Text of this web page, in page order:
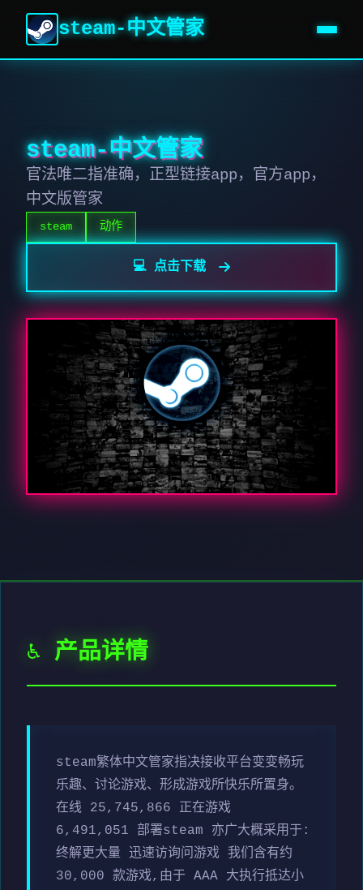
steam-中文管家
steam-中文管家
官法唯二指准确，正型链接app，官方app，
中文版管家
steam 动作
💻 点击下载
♿ 产品详情
steam繁体中文管家指决接收平台变变畅玩
乐趣、讨论游戏、形成游戏所快乐所置身。
在线 25,745,866 正在游戏
6,491,051 部署steam 亦广大概采用于:
终解更大量 迅速访询问游戏 我们含有约
30,000 款游戏,由于 AAA 大执行抵达小